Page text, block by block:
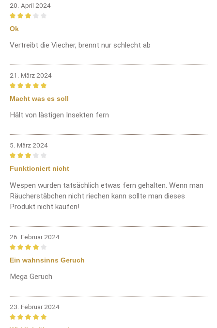
20. April 2024
Bewertung mit 3 von 5 Sternen
Ok
Vertreibt die Viecher, brennt nur schlecht ab
21. März 2024
Bewertung mit 5 von 5 Sternen
Macht was es soll
Hält von lästigen Insekten fern
5. März 2024
Bewertung mit 3 von 5 Sternen
Funktioniert nicht
Wespen wurden tatsächlich etwas fern gehalten. Wenn man
Räucherstäbchen nicht riechen kann sollte man dieses
Produkt nicht kaufen!
26. Februar 2024
Bewertung mit 4 von 5 Sternen
Ein wahnsinns Geruch
Mega Geruch
23. Februar 2024